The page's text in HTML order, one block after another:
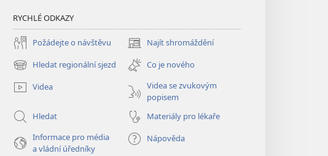
RYCHLÉ ODKAZY
Požádejte o návštěvu Najít shromáždění
(otevřeno
nové
okno)
Hledat regionální sjezd
(otevřeno
nové
okno)
Co je nového
Videa
Videa se zvukovým
popisem
Hledat
Materiály pro lékaře
Informace pro média
a vládní úředníky
Nápověda